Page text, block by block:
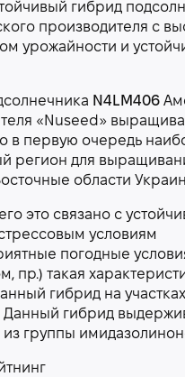
гибрид
производителя с
урожайности и
N4LM406
«Nusеed»
в первую очередь
регион для
области
это связано с
условиям
погодные
пр.) такая
гибрид на
Данный гибрид
из группы